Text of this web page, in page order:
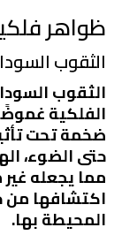
ظواهر
الثقوب
الثقوب
الفلكية
ضخمة تحت
حتى الضوء،
مما يجعله
اكتشافها من
المحيطة بها.